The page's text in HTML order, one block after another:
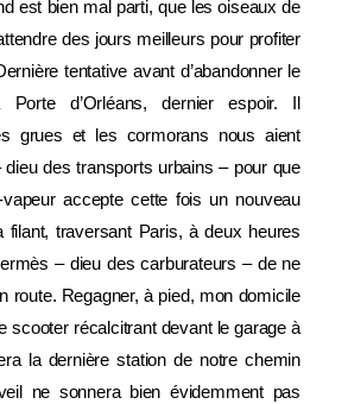
est bien mal parti, que les oiseaux de
des jours meilleurs pour profiter
tentative avant d’abandonner le
d’Orléans, dernier espoir. Il
grues et les cormorans nous aient
des transports urbains – pour que
vapeur accepte cette fois un nouveau
filant, traversant Paris, à deux heures
– dieu des carburateurs – de ne
route. Regagner, à pied, mon domicile
scooter récalcitrant devant le garage à
la dernière station de notre chemin
ne sonnera bien évidemment pas